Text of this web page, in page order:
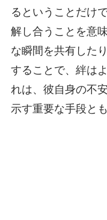
るということだけ
解し合うことを意
な瞬間を共有した
することで、絆は
れは、彼自身の不
示す重要な手段と